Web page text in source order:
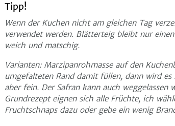
Tipp!
Wenn der Kuchen nicht am gleichen Tag
verwendet werden. Blätterteig bleibt nur
weich und matschig.
Varianten: Marzipanrohmasse auf den
umgefalteten Rand damit füllen, dann wird
aber fein. Der Safran kann auch weggelassen
Grundrezept eignen sich alle Früchte, ich
Fruchtschnaps dazu oder gebe ein wenig